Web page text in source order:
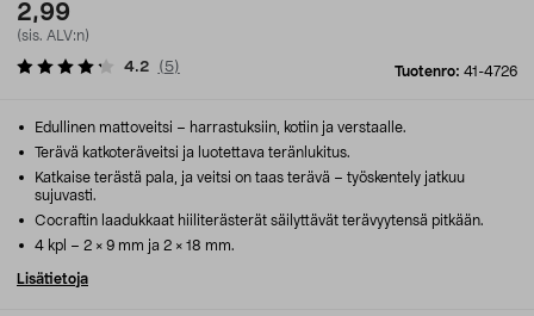
2,99
(sis. ALV:n)
Tuotenro: 41-4726
4.2 ( 5)
Edullinen mattoveitsi – harrastuksiin, kotiin ja verstaalle.
Terävä katkoteräveitsi ja luotettava teränlukitus.
Katkaise terästä pala, ja veitsi on taas terävä – työskentely jatkuu
sujuvasti.
Cocraftin laadukkaat hiiliterästerät säilyttävät terävyytensä pitkään.
4 kpl – 2 × 9 mm ja 2 × 18 mm.
Lisätietoja